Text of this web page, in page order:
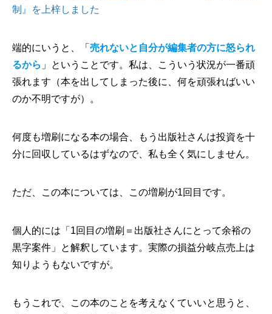
制』を上梓しました
端的にいうと、「 売れないと自分が編集者の方に怒られ
るから 」ということです。私は、こういう状況が一番頑
張れます（本を出してしまった後に、何を頑張ればいい
のか不明ですが）。
何度も増刷になる本の場合、もう出版社さんは投資を十
分に回収しているはずなので、私も全く気にしません。
ただ、この本については、この増刷が1回目です。
個人的には「1回目の増刷＝出版社さんにとって余裕の
黒字案件」と解釈しています。実際の損益分岐点売上は
知りようもないですが。
もうこれで、この本のことを考えなくていいと思うと、